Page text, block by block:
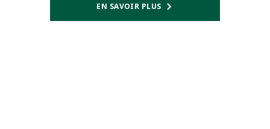
EN SAVOIR PLUS